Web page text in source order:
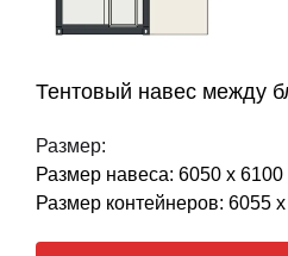
Тентовый навес между
Размер:
Размер навеса: 6050 х
Размер контейнеров: 6055